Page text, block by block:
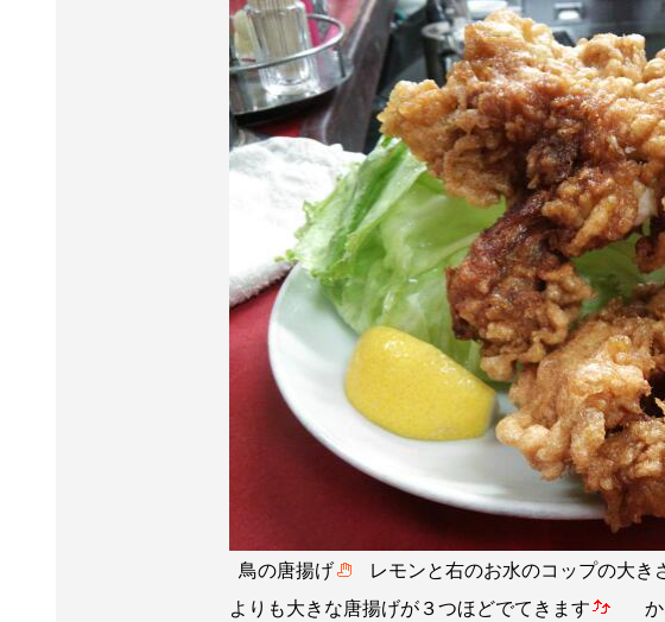
鳥の唐揚げ レモンと右のお水のコップの大き
よりも大きな唐揚げが３つほどでてきます
か